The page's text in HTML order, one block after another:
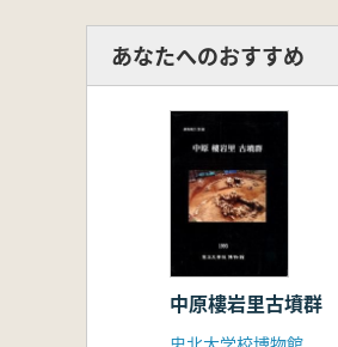
あなたへのおすすめ
中原樓岩里古墳群